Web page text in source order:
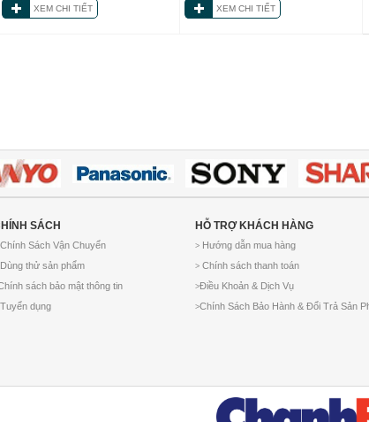
XEM CHI TIẾT XEM CHI TIẾT
SÁCH
Chính Sách Vận Chuyển
Dùng thử sản phẩm
sách bảo mật thông tin
Tuyển dụng
HỖ TRỢ KHÁCH HÀNG
> Hướng dẫn mua hàng
> Chính sách thanh toán
>Điều Khoản & Dịch Vụ
>Chính Sách Bảo Hành & Đổi Trả Sản